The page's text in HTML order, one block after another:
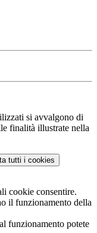
si avvalgono di
finalità illustrate nella
tutti i cookies
cookie consentire.
il funzionamento della
funzionamento potete